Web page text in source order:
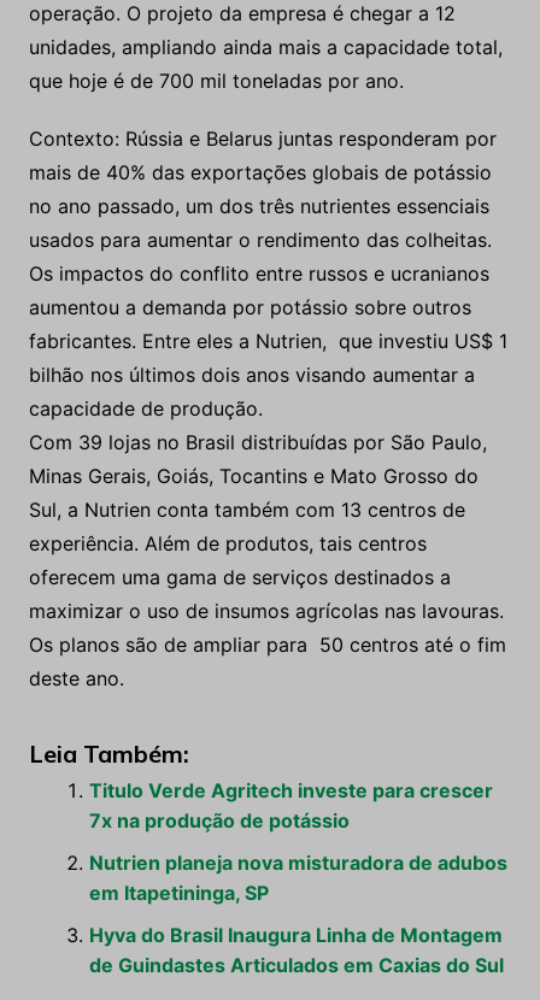
operação. O projeto da empresa é chegar a 12
unidades, ampliando ainda mais a capacidade total,
que hoje é de 700 mil toneladas por ano.
Contexto: Rússia e Belarus juntas responderam por
mais de 40% das exportações globais de potássio
no ano passado, um dos três nutrientes essenciais
usados para aumentar o rendimento das colheitas.
Os impactos do conflito entre russos e ucranianos
aumentou a demanda por potássio sobre outros
fabricantes. Entre eles a Nutrien, que investiu US$ 1
bilhão nos últimos dois anos visando aumentar a
capacidade de produção.
Com 39 lojas no Brasil distribuídas por São Paulo,
Minas Gerais, Goiás, Tocantins e Mato Grosso do
Sul, a Nutrien conta também com 13 centros de
experiência. Além de produtos, tais centros
oferecem uma gama de serviços destinados a
maximizar o uso de insumos agrícolas nas lavouras.
Os planos são de ampliar para 50 centros até o fim
deste ano.
Leia Também:
Titulo Verde Agritech investe para crescer
7x na produção de potássio
Nutrien planeja nova misturadora de adubos
em Itapetininga, SP
Hyva do Brasil Inaugura Linha de Montagem
de Guindastes Articulados em Caxias do Sul